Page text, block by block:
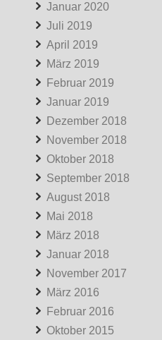
Januar 2020
Juli 2019
April 2019
März 2019
Februar 2019
Januar 2019
Dezember 2018
November 2018
Oktober 2018
September 2018
August 2018
Mai 2018
März 2018
Januar 2018
November 2017
März 2016
Februar 2016
Oktober 2015